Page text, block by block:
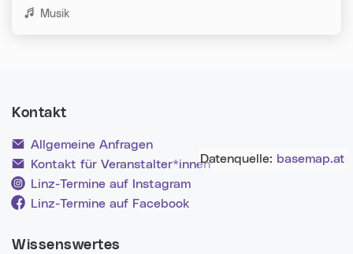
Datenquelle: basemap.at
Kategorien:
Musik
Kontakt
Allgemeine Anfragen
Kontakt für Veranstalter*innen
Linz-Termine auf Instagram
Linz-Termine auf Facebook
Wissenswertes